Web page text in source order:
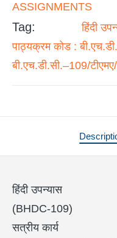
ASSIGNMENTS
Tag:
हिंदी
पाठ्यक्रम कोड :
बी.एच.डी.सी.–109/
हिंदी उपन्यास
(BHDC-109)
सत्रीय कार्य